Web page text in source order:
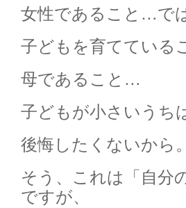
女性であること…で
子どもを育てている
母であること…
子どもが小さいうち
後悔したくないから。
そう、これは「自分
ですが、